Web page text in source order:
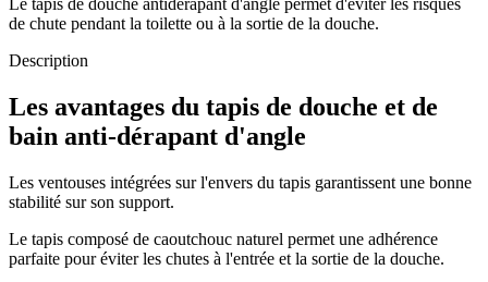
Le tapis de douche antidérapant d'angle permet d'éviter les risques
de chute pendant la toilette ou à la sortie de la douche.
Description
Les avantages du tapis de douche et de
bain anti-dérapant d'angle
Les ventouses intégrées sur l'envers du tapis garantissent une bonne
stabilité sur son support.
Le tapis composé de caoutchouc naturel permet une adhérence
parfaite pour éviter les chutes à l'entrée et la sortie de la douche.